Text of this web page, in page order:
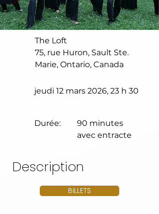
The Loft
75, rue Huron, Sault Ste.
Marie, Ontario, Canada
jeudi 12 mars 2026, 23 h 30
Durée:
90 minutes
avec entracte
Description
BILLETS